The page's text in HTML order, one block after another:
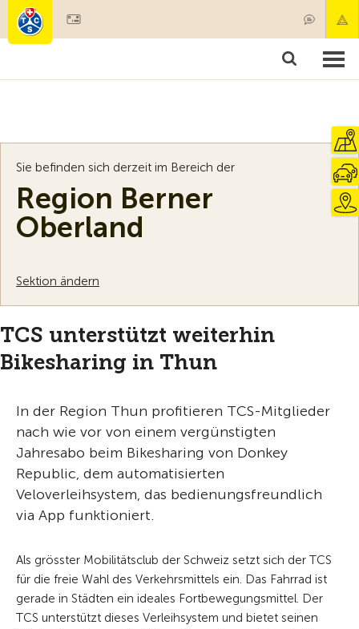
Mitgliedschaft & Leistungen
Sie befinden sich derzeit im Bereich der
Region Berner
Oberland
Sektion ändern
TCS unterstützt weiterhin
Bikesharing in Thun
In der Region Thun profitieren TCS-Mitglieder
nach wie vor von einem vergünstigten
Jahresabo beim Bikesharing von Donkey
Republic, dem automatisierten
Veloverleihsystem, das bedienungsfreundlich
via App funktioniert.
Als grösster Mobilitätsclub der Schweiz setzt sich der TCS
für die freie Wahl des Verkehrsmittels ein. Das Fahrrad ist
gerade in Städten ein ideales Fortbewegungsmittel. Der
TCS unterstützt dieses Verleihsystem und bietet seinen